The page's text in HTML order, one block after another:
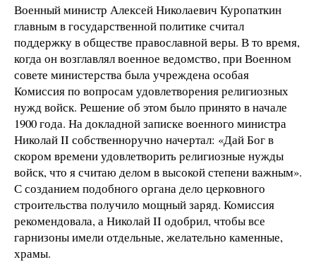
Военный министр Алексей Николаевич Куропаткин
главным в государственной политике считал
поддержку в обществе православной веры. В то время,
когда он возглавлял военное ведомство, при Военном
совете министерства была учреждена особая
Комиссия по вопросам удовлетворения религиозных
нужд войск. Решение об этом было принято в начале
1900 года. На докладной записке военного министра
Николай II собственноручно начертал: «Дай Бог в
скором времени удовлетворить религиозные нужды
войск, что я считаю делом в высокой степени важным».
С созданием подобного органа дело церковного
строительства получило мощный заряд. Комиссия
рекомендовала, а Николай II одобрил, чтобы все
гарнизоны имели отдельные, желательно каменные,
храмы.